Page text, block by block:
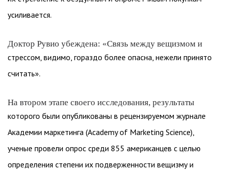
усиливается.
Доктор Рувио убеждена: «Связь между вещизмом и
стрессом, видимо, гораздо более опасна, нежели принято
считать».
На втором этапе своего исследования, результаты
которого были опубликованы в рецензируемом журнале
Академии маркетинга (Academy of Marketing Science),
ученые провели опрос среди 855 американцев с целью
определения степени их подверженности вещизму и